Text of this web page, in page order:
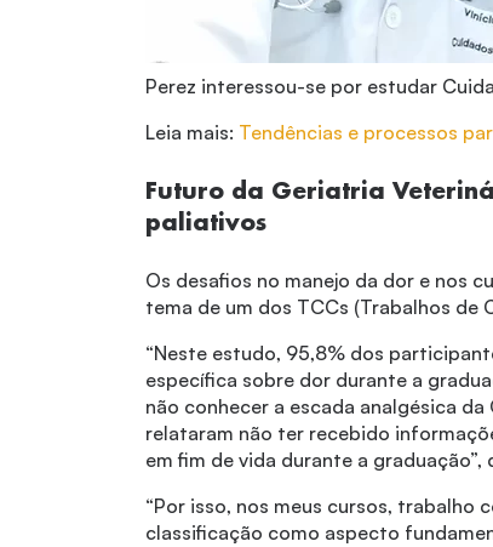
Perez interessou-se por estudar
Leia mais: Tendências e processos
Futuro da Geriatria
paliativos
Os desafios no manejo da dor e nos
tema de um dos TCCs (Trabalhos de
“Neste estudo, 95,8% dos
específica sobre dor durante a
não conhecer a escada analgésica
relataram não ter recebido
em fim de vida durante a
“Por isso, nos meus cursos, trabalho
classificação como aspecto